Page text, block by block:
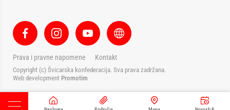
Prava i pravne napomene Kontakt
Copyright (c) Švicarska konfederacija. Sva prava zadržana.
Web development Promotim